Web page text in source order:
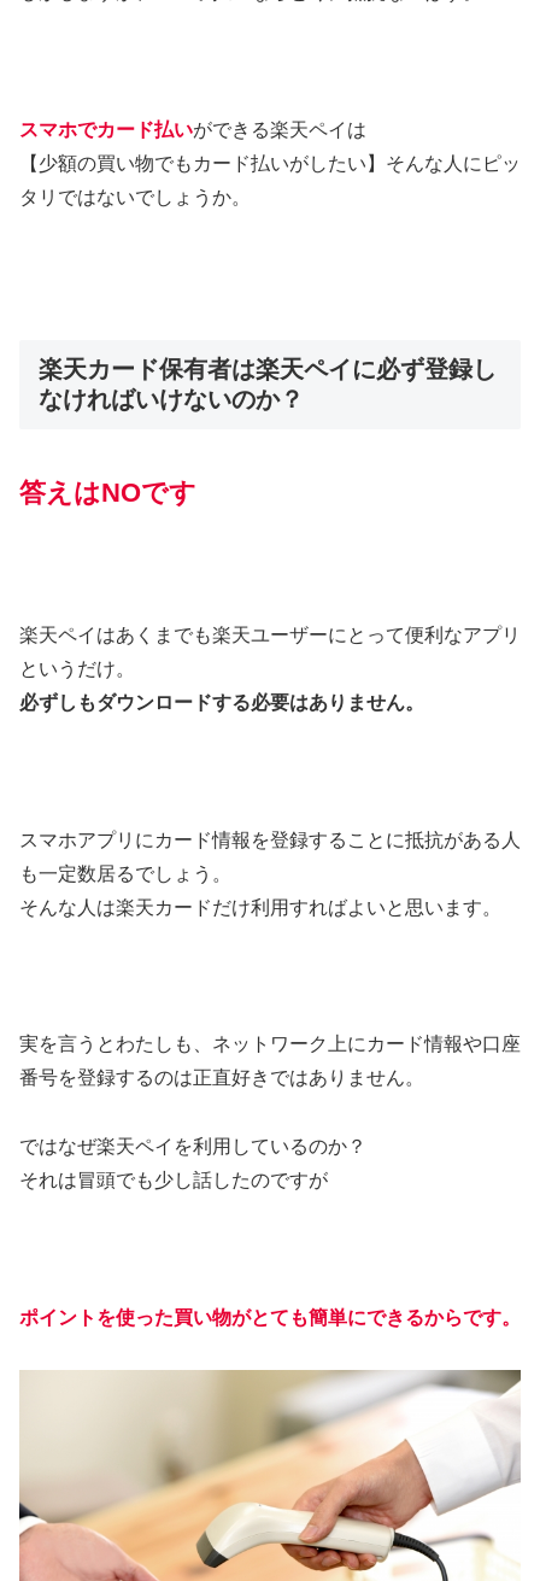
スマホでカード払いができる楽天ペイは
【少額の買い物でもカード払いがしたい】そんな人にピッ
タリではないでしょうか。
楽天カード保有者は楽天ペイに必ず登録し
なければいけないのか？
答えはNOです
楽天ペイはあくまでも楽天ユーザーにとって便利なアプリ
というだけ。
必ずしもダウンロードする必要はありません。
スマホアプリにカード情報を登録することに抵抗がある人
も一定数居るでしょう。
そんな人は楽天カードだけ利用すればよいと思います。
実を言うとわたしも、ネットワーク上にカード情報や口座
番号を登録するのは正直好きではありません。
ではなぜ楽天ペイを利用しているのか？
それは冒頭でも少し話したのですが
ポイントを使った買い物がとても簡単にできるからです。